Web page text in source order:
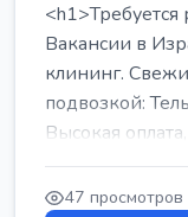
Вакансии в
клининг.
подвозкой:
Высокая
...
47 просмотров